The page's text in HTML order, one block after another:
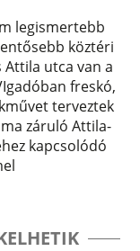
legismertebb
köztéri
Attila utca van a
freskó,
terveztek
záruló Attila-
kapcsolódó